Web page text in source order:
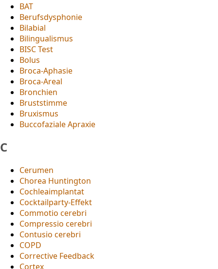
BAT
Berufsdysphonie
Bilabial
Bilingualismus
BISC Test
Bolus
Broca-Aphasie
Broca-Areal
Bronchien
Bruststimme
Bruxismus
Buccofaziale Apraxie
C
Cerumen
Chorea Huntington
Cochleaimplantat
Cocktailparty-Effekt
Commotio cerebri
Compressio cerebri
Contusio cerebri
COPD
Corrective Feedback
Cortex